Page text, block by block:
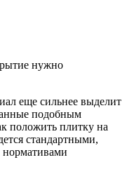
нужно
еще сильнее выделит
подобным
положить плитку на
стандартными,